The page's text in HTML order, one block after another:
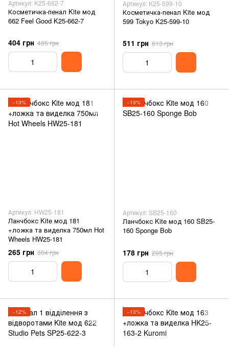
Артикул: K25-662-7
Косметичка-пенал Kite мод
662 Feel Good K25-662-7
404 грн 485 грн
Артикул: K25-599-10
Косметичка-пенал Kite мод
599 Tokyo K25-599-10
511 грн 613 грн
−13%
Артикул: HW25-181
Ланчбокс Kite мод 181
+ложка та виделка 750мл Hot
Wheels HW25-181
265 грн 304 грн
−13%
Артикул: SB25-160
Ланчбокс Kite мод 160 SB25-
160 Sponge Bob
178 грн 205 грн
−12% −13%